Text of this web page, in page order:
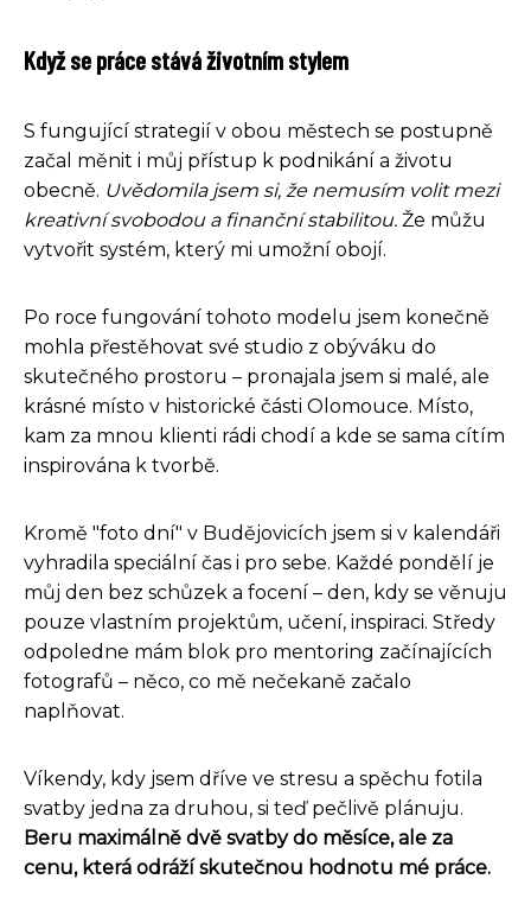
Když se práce stává životním stylem
S fungující strategií v obou městech se postupně
začal měnit i můj přístup k podnikání a životu
obecně. Uvědomila jsem si, že nemusím volit mezi
kreativní svobodou a finanční stabilitou. Že můžu
vytvořit systém, který mi umožní obojí.
Po roce fungování tohoto modelu jsem konečně
mohla přestěhovat své studio z obýváku do
skutečného prostoru – pronajala jsem si malé, ale
krásné místo v historické části Olomouce. Místo,
kam za mnou klienti rádi chodí a kde se sama cítím
inspirována k tvorbě.
Kromě "foto dní" v Budějovicích jsem si v kalendáři
vyhradila speciální čas i pro sebe. Každé pondělí je
můj den bez schůzek a focení – den, kdy se věnuju
pouze vlastním projektům, učení, inspiraci. Středy
odpoledne mám blok pro mentoring začínajících
fotografů – něco, co mě nečekaně začalo
naplňovat.
Víkendy, kdy jsem dříve ve stresu a spěchu fotila
svatby jedna za druhou, si teď pečlivě plánuju.
Beru maximálně dvě svatby do měsíce, ale za
cenu, která odráží skutečnou hodnotu mé práce.